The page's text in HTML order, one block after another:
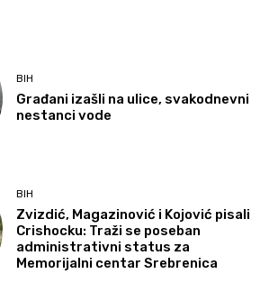
BIH
Građani izašli na ulice, svakodnevni
nestanci vode
BIH
Zvizdić, Magazinović i Kojović pisali
Crishocku: Traži se poseban
administrativni status za
Memorijalni centar Srebrenica